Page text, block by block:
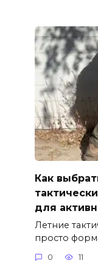
Как
для
Летние
просто
0 11